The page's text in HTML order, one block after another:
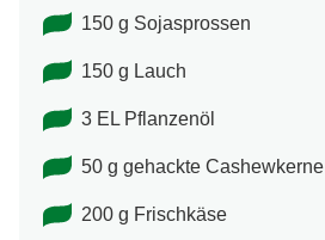
150 g Sojasprossen
150 g Lauch
3 EL Pflanzenöl
50 g gehackte Cashewkerne
200 g Frischkäse